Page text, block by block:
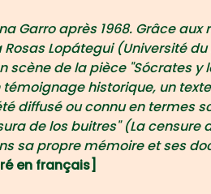
Garro après 1968. Grâce
Lopátegui (Université
scène de la pièce "Sócrates
témoignage historique, un
diffusé ou connu en termes
de los buitres" (La
sa propre mémoire et ses
en français]